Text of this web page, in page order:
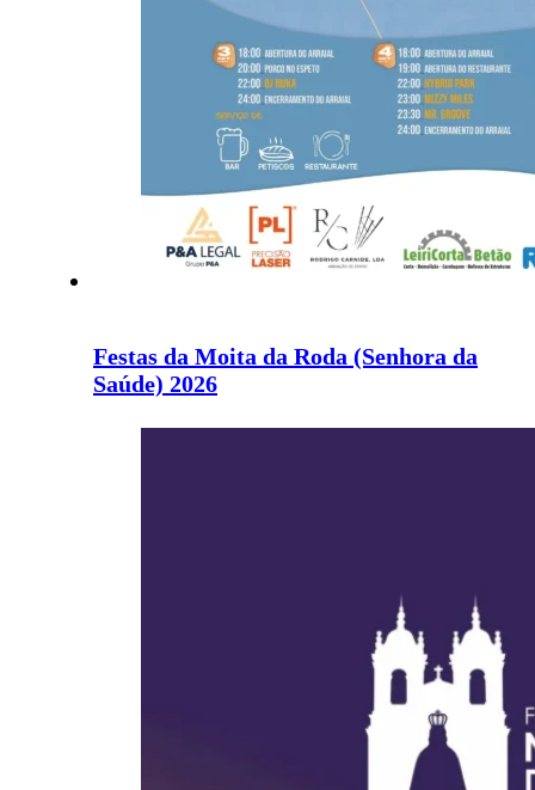
Festas da Moita da Roda (Senhora da
Saúde) 2026